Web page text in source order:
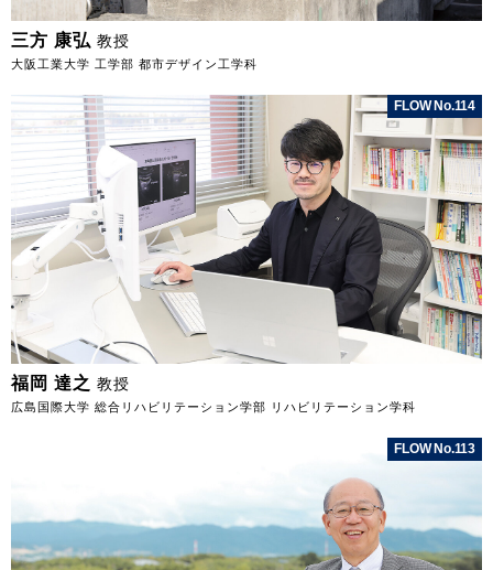
三方 康弘 教授
大阪工業大学 工学部 都市デザイン工学科
FLOW No.114
福岡 達之 教授
広島国際大学 総合リハビリテーション学部 リハビリテーション学科
FLOW No.113